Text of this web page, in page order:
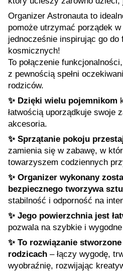
Organizer Astronauta to
pomoże utrzymać porządek
jednocześnie inspirując go
kosmicznych!
To połączenie
z pewnością spełni
rodziców.
✨ Dzięki wielu pojemnikom
łatwością uporządkuje swoje
akcesoria.
✨ Sprzątanie pokoju
zamienia się w zabawę, w
towarzyszem codziennych
✨ Organizer wykonany
bezpiecznego tworzywa
stabilność i odporność na
✨ Jego powierzchnia jest
pozwala na szybkie i
✨ To rozwiązanie
rodzicach – łączy wygodę,
wyobraźnię, rozwijając